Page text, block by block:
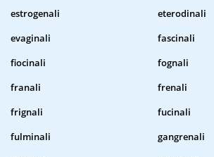
estrogenali
eterodinali
evaginali
fascinali
fiocinali
fognali
franali
frenali
frignali
fucinali
fulminali
gangrenali